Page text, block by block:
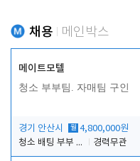
채용 메인박스
메이트모텔
청소 부부팀. 자매팀 구인
경기 안산시 월 4,800,000원
청소 배팅 부부 구합니다
경력무관